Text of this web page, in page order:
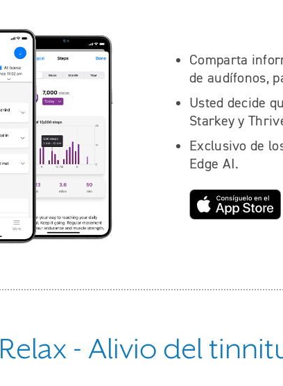
Comparta
de audífonos,
Usted decide
Starkey y
Exclusivo de
Edge AI.
Relax - Alivio del